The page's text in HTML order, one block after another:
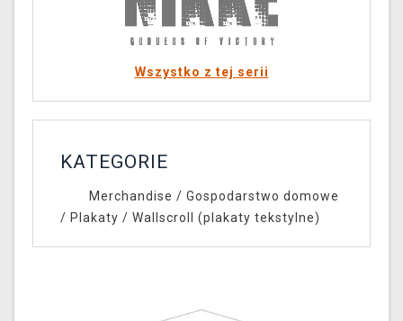
Wszystko z tej serii
KATEGORIE
Merchandise / Gospodarstwo domowe
/ Plakaty / Wallscroll (plakaty tekstylne)